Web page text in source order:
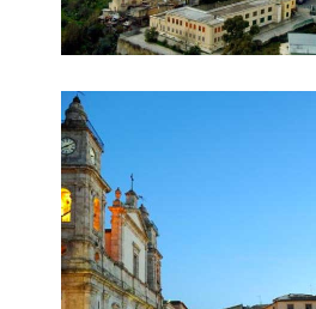
Piazza Garibaldi